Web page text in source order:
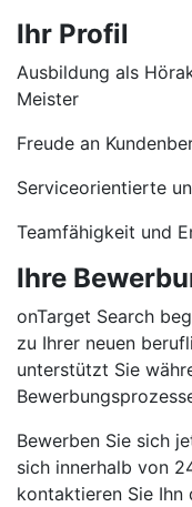
Ihr Profil
Ausbildung als
Meister
Freude an
Serviceorientierte
Teamfähigkeit und
Ihre
onTarget Search
zu Ihrer neuen
unterstützt Sie
Bewerben Sie sich
sich innerhalb von
kontaktieren Sie Ihn